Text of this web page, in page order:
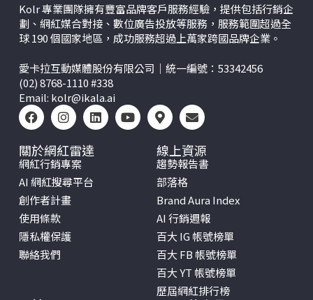
Kolr 專業團隊擁有豐富品牌客戶服務經驗，提供包括行銷企
劃、網紅媒合對接、數位廣告投放等服務，服務範圍超過全
球 190 個國家地區，成功服務超過上萬家跨國品牌企業。
愛卡拉互動媒體股份有限公司｜統一編號：53342456
(02) 8768-1110 #338
Email: kolr@ikala.ai
關於網紅雷達
網紅行銷專案
AI 網紅搜尋平台
創作者計畫
使用條款
隱私權保護
聯絡我們
線上資源
趨勢報告書
部落格
Brand Aura Index
AI 行銷週報
百大 IG 帳號榜單
百大 FB 帳號榜單
百大 YT 帳號榜單
歷屆網紅排行榜